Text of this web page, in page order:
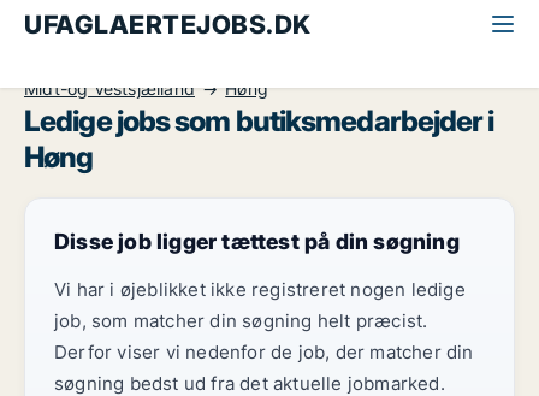
UFAGLAERTEJOBS.DK
Midt-og Vestsjælland
Høng
Ledige jobs som butiksmedarbejder i
Høng
Disse job ligger tættest på din søgning
Vi har i øjeblikket ikke registreret nogen ledige
job, som matcher din søgning helt præcist.
Derfor viser vi nedenfor de job, der matcher din
søgning bedst ud fra det aktuelle jobmarked.